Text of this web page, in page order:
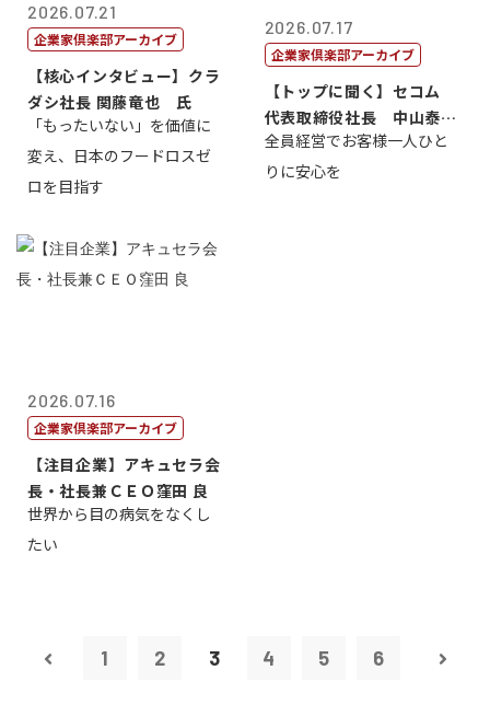
2026.07.21
企業家倶楽部アーカイブ
【核心インタビュー】クラ
ダシ社長 関藤竜也 氏
「もったいない」を価値に
変え、日本のフードロスゼ
ロを目指す
2026.07.17
企業家倶楽部アーカイブ
【トップに聞く】セコム
代表取締役社長 中山泰
男
全員経営でお客様一人ひと
りに安心を
2026.07.16
企業家倶楽部アーカイブ
【注目企業】アキュセラ会
長・社長兼ＣＥＯ窪田 良
世界から目の病気をなくし
たい
1 2 3 4 5 6